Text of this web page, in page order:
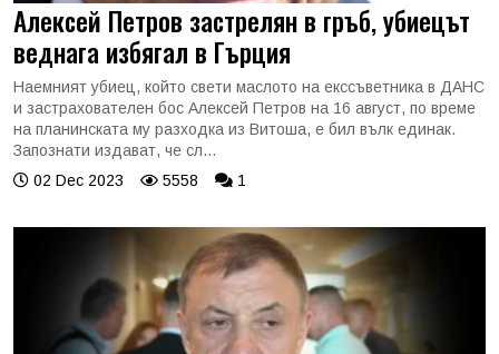
Алексей Петров застрелян в гръб, убиецът
веднага избягал в Гърция
Наемният убиец, който свети маслото на екссъветника в ДАНС
и застрахователен бос Алексей Петров на 16 август, по време
на планинската му разходка из Витоша, е бил вълк единак.
Запознати издават, че сл...
02 Dec 2023
5558 1